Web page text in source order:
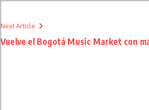
Next Article
Vuelve el Bogotá Music Market con